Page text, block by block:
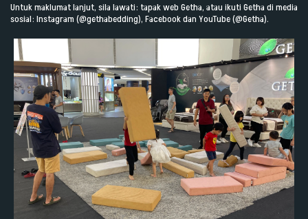
Untuk maklumat lanjut, sila lawati: tapak web Getha, atau ikuti Getha di media
sosial: Instagram (@gethabedding), Facebook dan YouTube (@Getha).